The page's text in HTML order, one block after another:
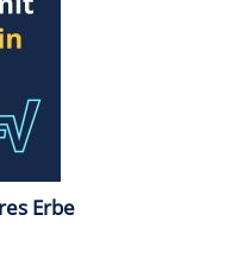
Erbe